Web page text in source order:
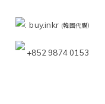
: buy.inkr (韓國代購）
+852 9874 0153